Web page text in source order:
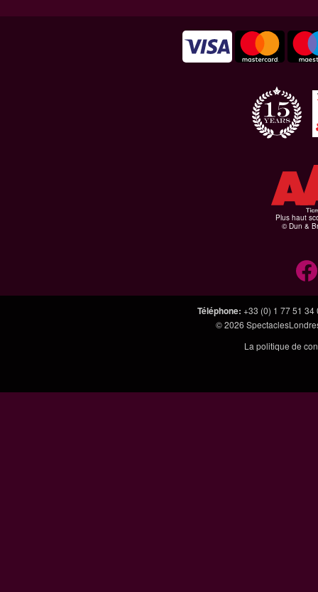
Plus haut
© Dun &
Téléphone: +33 (0) 1 77 51 34
© 2026
La politique de